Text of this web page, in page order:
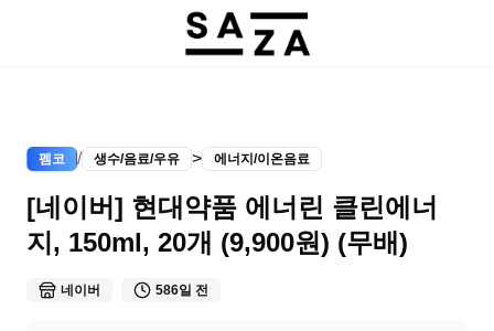
펨코 / 생수/음료/우유 > 에너지/이온음료
[네이버] 현대약품 에너린 클린에너
지, 150ml, 20개 (9,900원) (무배)
네이버 586일 전